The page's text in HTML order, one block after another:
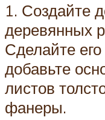
1. Создайте
деревянных
Сделайте
добавьте
листов
фанеры.